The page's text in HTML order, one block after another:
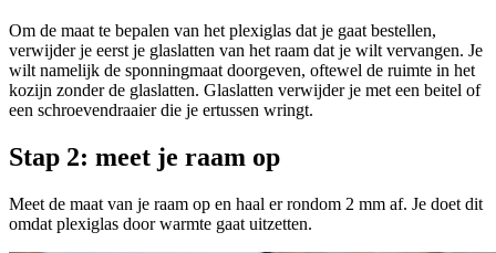
Om de maat te bepalen van het plexiglas dat je gaat bestellen,
verwijder je eerst je glaslatten van het raam dat je wilt vervangen. Je
wilt namelijk de sponningmaat doorgeven, oftewel de ruimte in het
kozijn zonder de glaslatten. Glaslatten verwijder je met een beitel of
een schroevendraaier die je ertussen wringt.
Stap 2: meet je raam op
Meet de maat van je raam op en haal er rondom 2 mm af. Je doet dit
omdat plexiglas door warmte gaat uitzetten.